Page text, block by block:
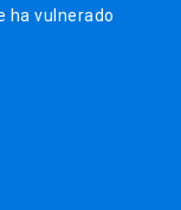
ha vulnerado